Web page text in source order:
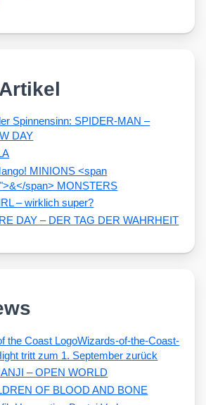
Spinnensinn: SPIDER-MAN –
DAY
MINIONS <span
span> MONSTERS
– wirklich super?
DAY – DER TAG DER WAHRHEIT
Wizards-of-the-Coast-
tritt zum 1. September zurück
– OPEN WORLD
OF BLOOD AND BONE